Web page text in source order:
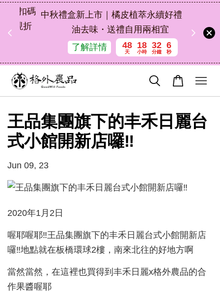
中秋禮盒新上市｜橘皮植萃永續好禮，解
油去味・送禮自用兩相宜
了解詳情
48
天
18
小時
32
分鐘
6
秒
王品集團旗下的丰禾日麗台
式小館開新店囉‼️
Jun 09, 23
2020年1月2日
喔耶喔耶‼️王品集團旗下的丰禾日麗台式小館開新店
囉‼️地點就在板橋環球2樓，南來北往的好地方啊
當然當然，在這裡也買得到丰禾日麗x格外農品的合
作果醬喔耶